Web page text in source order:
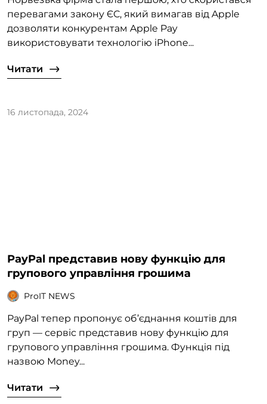
перевагами закону ЄС, який вимагав від Apple
дозволяти конкурентам Apple Pay
використовувати технологію iPhone...
Читати
16 листопада, 2024
PayPal представив нову функцію для
групового управління грошима
ProIT NEWS
PayPal тепер пропонує об’єднання коштів для
груп — сервіс представив нову функцію для
групового управління грошима. Функція під
назвою Money...
Читати